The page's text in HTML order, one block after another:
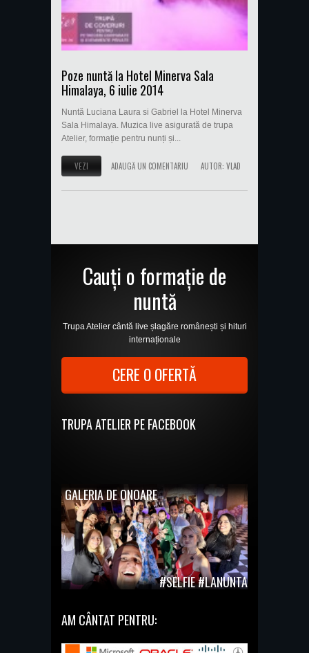
Poze nuntă la Hotel Minerva Sala
Himalaya, 6 iulie 2014
Nuntă Luciana Laura si Gabriel la Hotel Minerva
Sala Himalaya. Muzica live asigurată de trupa
Atelier, formație pentru nunți și...
VEZI ADAUGĂ UN COMENTARIU AUTOR: VLAD
Cauți o formație de
nuntă
Trupa Atelier cântă live șlagăre românești și hituri
internaționale
CERE O OFERTĂ
TRUPA ATELIER PE FACEBOOK
GALERIA DE ONOARE
#SELFIE #LANUNTA
AM CÂNTAT PENTRU: